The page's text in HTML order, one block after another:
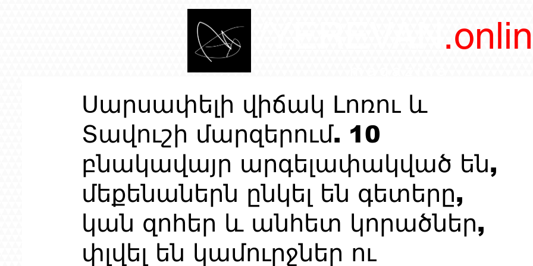
Սարսափելի վիճակ Լոռու և
Տավուշի մարզերում. 10
բնակավայր արգելափակված են,
մեքենաներն ընկել են գետերը,
կան զոհեր և անհետ կորածներ,
փլվել են կամուրջներ ու